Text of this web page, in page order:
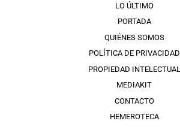
LO ÚLTIMO
PORTADA
QUIÉNES SOMOS
POLÍTICA DE PRIVACIDAD
PROPIEDAD INTELECTUAL
MEDIAKIT
CONTACTO
HEMEROTECA